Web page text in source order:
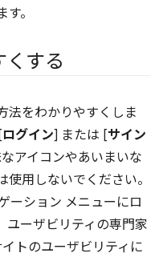
。
くする
法をわかりやすくしま
ログイン] または [サイン
アイコンやあいまいな
用しないでください。
ーション メニューにロ
ユーザビリティの専門家
トのユーザビリティに